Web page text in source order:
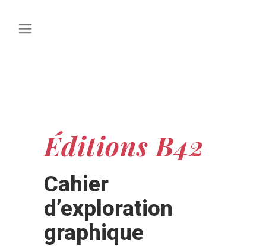
Éditions B42
Cahier
d’exploration
graphique